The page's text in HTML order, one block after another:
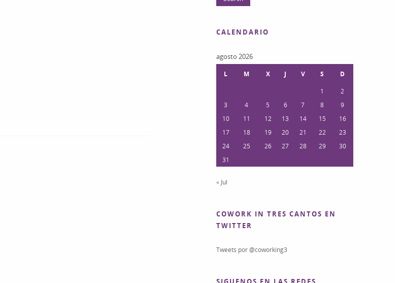
CALENDARIO
agosto 2026
L M X J V S
D
1
2
3
4 5 6 7 8
9
10
11 12 13 14 15
16
17
18 19 20 21 22
23
24
25 26 27 28 29
30
31
« Jul
COWORK IN TRES CANTOS EN
TWITTER
Tweets por @coworking3